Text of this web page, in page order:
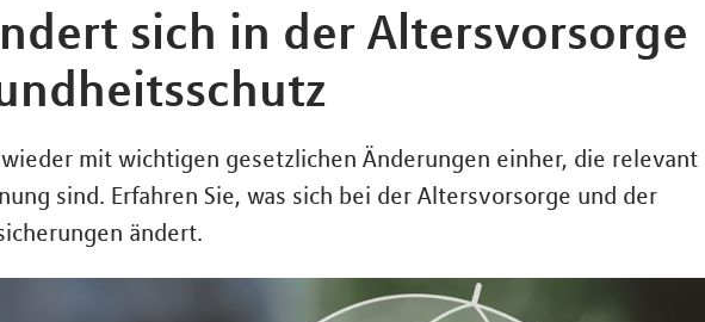
sich in der Altersvorsorge
mit wichtigen gesetzlichen Änderungen einher, die relevant
sind. Erfahren Sie, was sich bei der Altersvorsorge und der
ändert.